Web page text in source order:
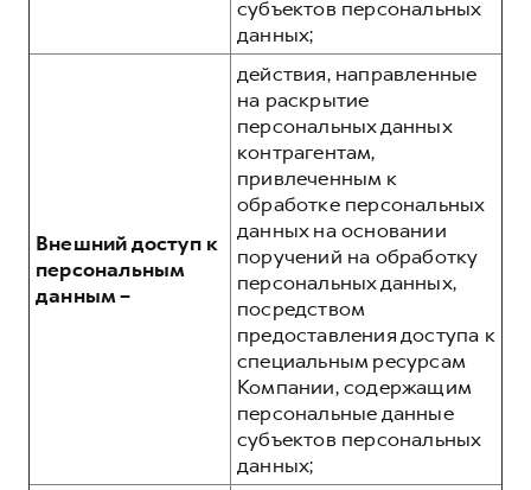
субъектов персональных
данных;
Внешний доступ к
персональным
данным –
действия, направленные
на раскрытие
персональных данных
контрагентам,
привлеченным к
обработке персональных
данных на основании
поручений на обработку
персональных данных,
посредством
предоставления доступа к
специальным ресурсам
Компании, содержащим
персональные данные
субъектов персональных
данных;